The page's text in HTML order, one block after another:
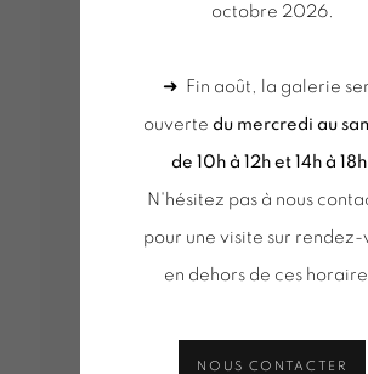
VUES D'INSTALLATION SÉLECTION
octobre 2026.
➜ Fin août, la galerie
ouverte du mercredi au
de 10h à 12h et 14h à 18h
N'hésitez pas à nous
pour une visite sur rendez-
en dehors de ces
NOUS CONTACTER